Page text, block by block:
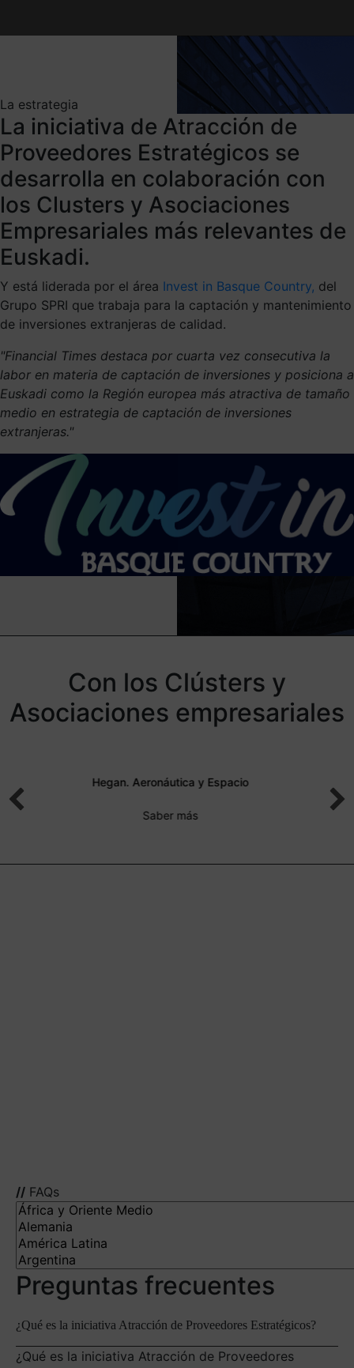
La estrategia
La iniciativa de Atracción de
Proveedores Estratégicos se
desarrolla en colaboración con
los Clusters y Asociaciones
Empresariales más relevantes de
Euskadi.
Y está liderada por el área Invest in Basque Country, del
Grupo SPRI que trabaja para la captación y mantenimiento
de inversiones extranjeras de calidad.
"Financial Times destaca por cuarta vez consecutiva la
labor en materia de captación de inversiones y posiciona a
Euskadi como la Región europea más atractiva de tamaño
medio en estrategia de captación de inversiones
extranjeras."
Con los Clústers y
Asociaciones empresariales
ACICAE. Automoción
Saber más
// FAQs
Preguntas frecuentes
¿Qué es la iniciativa Atracción de Proveedores Estratégicos?
¿Qué es la iniciativa Atracción de Proveedores